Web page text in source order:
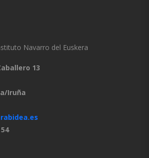
Navarro del Euskera
13
Iruña